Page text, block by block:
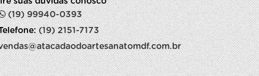
(19) 99940-0393
(19) 2151-7173